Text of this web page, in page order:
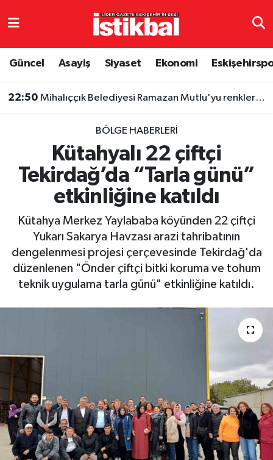
Güncel Asayiş Siyaset Ekonomi
22:50 Mihalıççık Belediyesi Ramazan Mutlu'yu renklerine bağladı
BÖLGE HABERLERI
Kütahyalı 22 çiftçi
Tekirdağ’da “Tarla günü”
etkinliğine katıldı
Kütahya Merkez Yaylababa köyünden 22 çiftçi
Yukarı Sakarya Havzası arazi tahribatının
dengelenmesi projesi çerçevesinde Tekirdağ'da
düzenlenen "Önder çiftçi bitki koruma ve tohum
teknik uygulama tarla günü" etkinliğine katıldı.
Eskişehirspor
Spor
Eğitim
Ekonomi
Sağlık
Eskişehir Nöbetçi Eczaneler
TFF 3.Lig 4.Grup Puan Durumu ve Fikstür
Tüm Manşetler
Son Dakika Haberleri
Haber Arşivi